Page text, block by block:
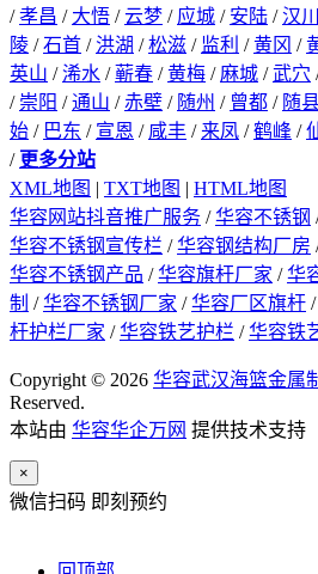
/孝昌 / 大悟 /云梦 / 应城 / 安陆 /汉川
陵 /石首 / 洪湖 /松滋 / 监利 /黄冈 /
英山 /浠水 /蕲春 /黄梅 / 麻城 /武穴
/ 崇阳 /通山 /赤壁 / 随州 / 曾都 / 随
始 / 巴东 / 宣恩 / 咸丰 / 来凤 /鹤峰 /
/ 更多分站
XML地图 | TXT地图 | HTML地图
华容网站抖音推广服务 /华容不锈钢
华容不锈钢宣传栏 /华容钢结构厂房
华容不锈钢产品 /华容旗杆厂家 /华
制 /华容不锈钢厂家 /华容厂区旗杆 /
杆护栏厂家 /华容铁艺护栏 /华容铁
Copyright © 2026 华容武汉海篮金属
Reserved.
本站由 华容华企万网 提供技术支持
×
微信扫码 即刻预约